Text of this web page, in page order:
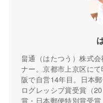
畠通（はたつう）株式
ナー。京都市上京区に
阪で自営14年目。日本
ログレッシブ賞受賞（
賞・日本郵便特別賞受